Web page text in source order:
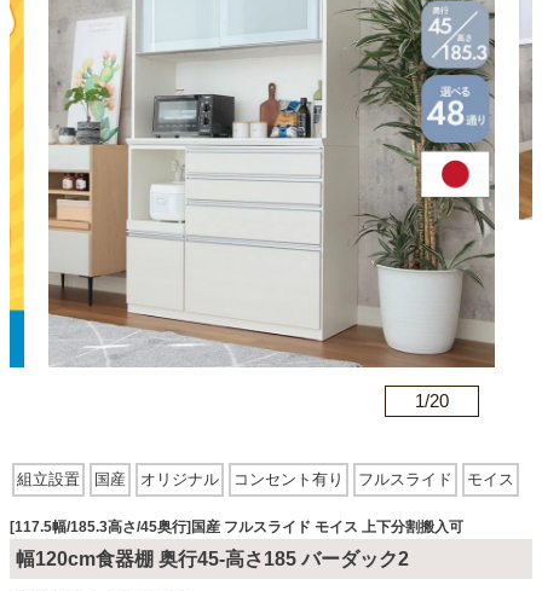
最短発送 冷感ラグ ワークデスク ウィルトンラ
カテゴリから探す
ソファ
ダイニングテーブル・セット
1/20
組立設置 国産 オリジナル コンセント有り フルスライド モイス
上下分割搬入可
[117.5幅/185.3高さ/45奥行]国産 フルスライド モイス 上下分割搬入可
幅120cm食器棚 奥行45-高さ185 バーダック2